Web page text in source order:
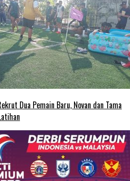
Dua Pemain Baru, Novan dan Tama